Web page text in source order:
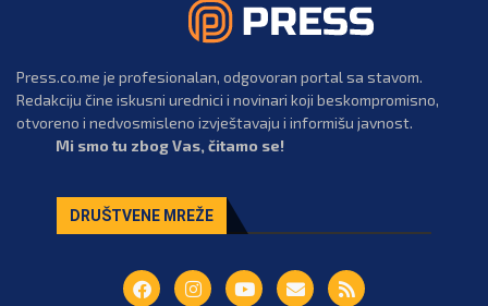
Press.co.me je profesionalan, odgovoran portal sa stavom.
Redakciju čine iskusni urednici i novinari koji beskompromisno,
otvoreno i nedvosmisleno izvještavaju i informišu javnost.
Mi smo tu zbog Vas, čitamo se!
DRUŠTVENE MREŽE